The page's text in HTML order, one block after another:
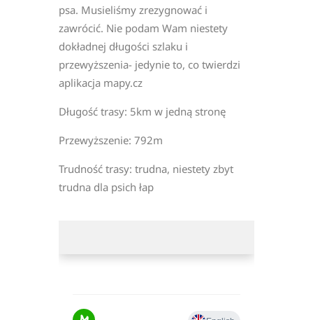
psa. Musieliśmy zrezygnować i
zawrócić. Nie podam Wam niestety
dokładnej długości szlaku i
przewyższenia- jedynie to, co twierdzi
aplikacja mapy.cz
Długość trasy: 5km w jedną stronę
Przewyższenie: 792m
Trudność trasy: trudna, niestety zbyt
trudna dla psich łap